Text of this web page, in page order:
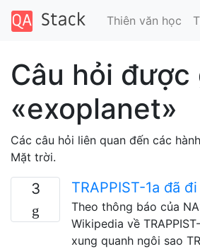
Thiên văn học
Câu hỏi được
«exoplanet»
Các câu hỏi liên quan đến các
Mặt trời.
3 TRAPPIST-1a đã
Theo thông báo của
Wikipedia về
xung quanh ngôi sao